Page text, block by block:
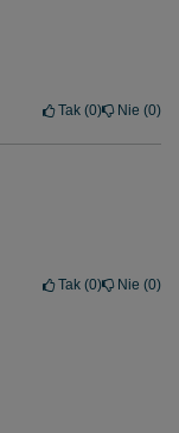
Tak 0 Nie 0
Tak 0 Nie 0